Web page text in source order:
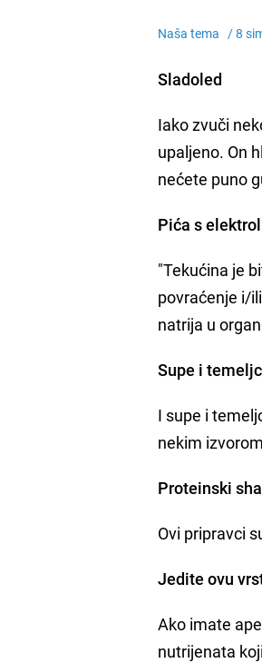
Naša tema /8
Sladoled
Iako zvuči
upaljeno. On
nećete puno
Pića s
"Tekućina je
povraćenje i/
natrija u
Supe i
I supe i
nekim
Proteinski
Ovi pripravci
Jedite ovu
Ako imate
nutrijenata